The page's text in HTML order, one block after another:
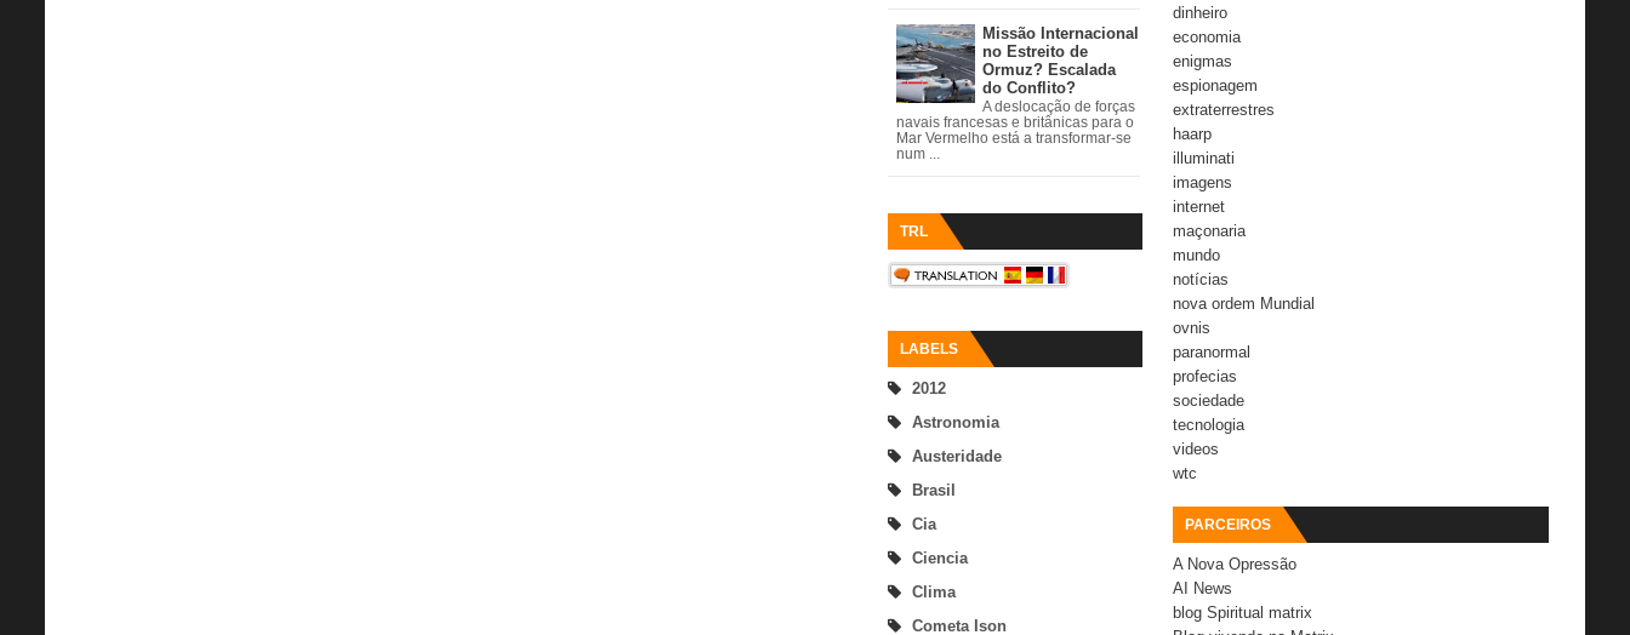
Missão Internacional
no Estreito de
Ormuz? Escalada
do Conflito?
A deslocação de forças
navais francesas e britânicas para o
Mar Vermelho está a transformar-se
num ...
TRL
LABELS
2012
Astronomia
Austeridade
Brasil
Cia
Ciencia
Clima
Cometa Ison
dinheiro
economia
enigmas
espionagem
extraterrestres
haarp
illuminati
imagens
internet
maçonaria
mundo
notícias
nova ordem Mundial
ovnis
paranormal
profecias
sociedade
tecnologia
videos
wtc
PARCEIROS
A Nova Opressão
AI News
blog Spiritual matrix